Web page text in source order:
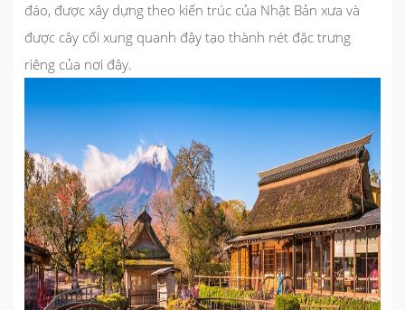
đáo, được xây dựng theo kiến trúc của Nhật Bản xưa và
được cây cối xung quanh đậy tạo thành nét đặc trưng
riêng của nơi đây.